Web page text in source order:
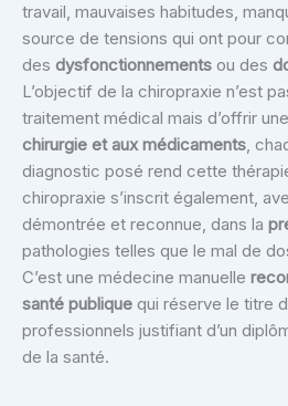
travail, mauvaises habitudes,
source de tensions qui ont pour
des dysfonctionnements ou des
L’objectif de la chiropraxie n’est
traitement médical mais d’offrir une
chirurgie et aux médicaments,
diagnostic posé rend cette
chiropraxie s’inscrit également,
démontrée et reconnue, dans la
pathologies telles que le mal de
C’est une médecine manuelle
santé publique qui réserve le titre
professionnels justifiant d’un
de la santé.